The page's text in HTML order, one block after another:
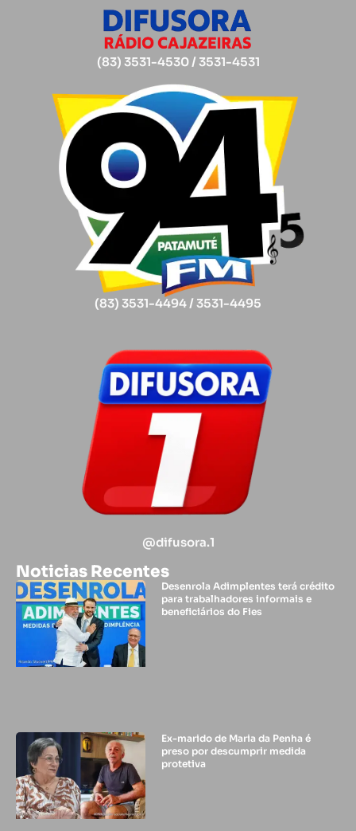
(83) 3531-4530 / 3531-4531
(83) 3531-4494 / 3531-4495
@difusora.1
Noticias Recentes
Desenrola Adimplentes terá crédito
para trabalhadores informais e
beneficiários do Fies
Ex-marido de Maria da Penha é
preso por descumprir medida
protetiva